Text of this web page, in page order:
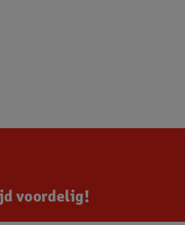
voordelig!